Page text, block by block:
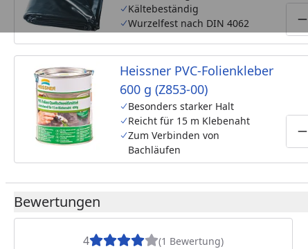
Kältebeständig
Wurzelfest nach DIN 4062
Heissner PVC-Folienkleber
600 g (Z853-00)
Besonders starker Halt
Reicht für 15 m Klebenaht
Zum Verbinden von
Bachläufen
Bewertungen
4 (1 Bewertung)